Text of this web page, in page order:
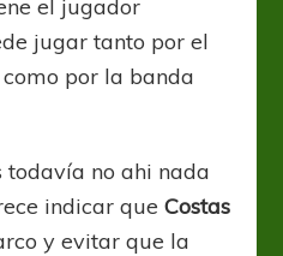
el jugador
jugar tanto por el
por la banda
todavía no ahi nada
indicar queCostas
y evitar que la